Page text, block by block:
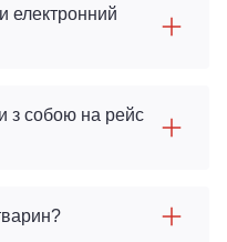
електронний
з собою на рейс